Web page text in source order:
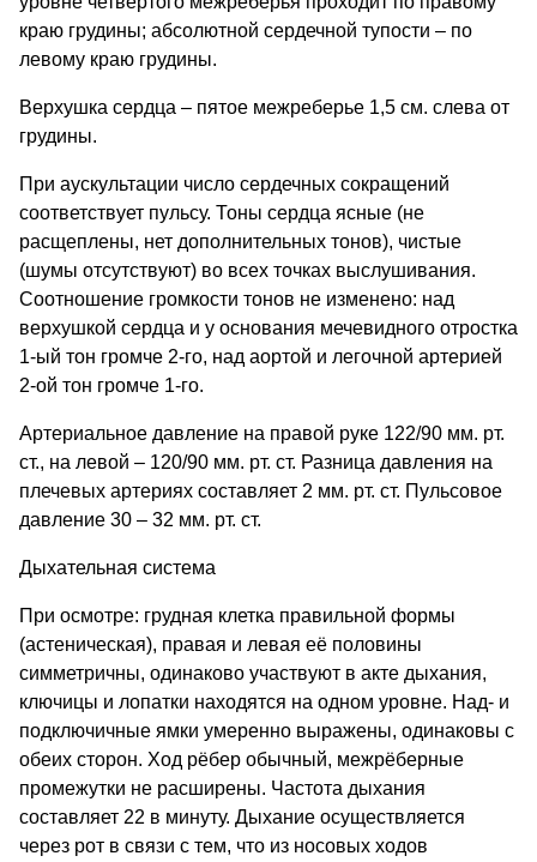
краю грудины; абсолютной сердечной тупости – по
левому краю грудины.
Верхушка сердца – пятое межреберье 1,5 см. слева от
грудины.
При аускультации число сердечных сокращений
соответствует пульсу. Тоны сердца ясные (не
расщеплены, нет дополнительных тонов), чистые
(шумы отсутствуют) во всех точках выслушивания.
Соотношение громкости тонов не изменено: над
верхушкой сердца и у основания мечевидного отростка
1-ый тон громче 2-го, над аортой и легочной артерией
2-ой тон громче 1-го.
Артериальное давление на правой руке 122/90 мм. рт.
ст., на левой – 120/90 мм. рт. ст. Разница давления на
плечевых артериях составляет 2 мм. рт. ст. Пульсовое
давление 30 – 32 мм. рт. ст.
Дыхательная система
При осмотре: грудная клетка правильной формы
(астеническая), правая и левая её половины
симметричны, одинаково участвуют в акте дыхания,
ключицы и лопатки находятся на одном уровне. Над- и
подключичные ямки умеренно выражены, одинаковы с
обеих сторон. Ход рёбер обычный, межрёберные
промежутки не расширены. Частота дыхания
составляет 22 в минуту. Дыхание осуществляется
через рот в связи с тем, что из носовых ходов